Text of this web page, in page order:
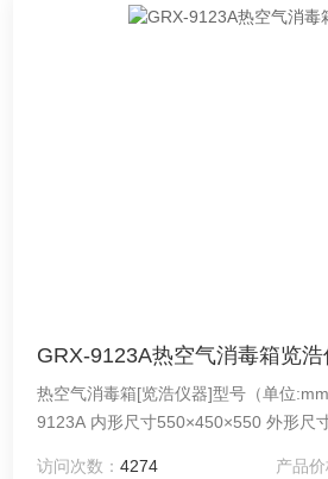
GRX-9123A热空气消毒箱览浩
热空气消毒箱[览浩仪器]型号（单位
9123A 内形尺寸
访问次数：4274 产品价